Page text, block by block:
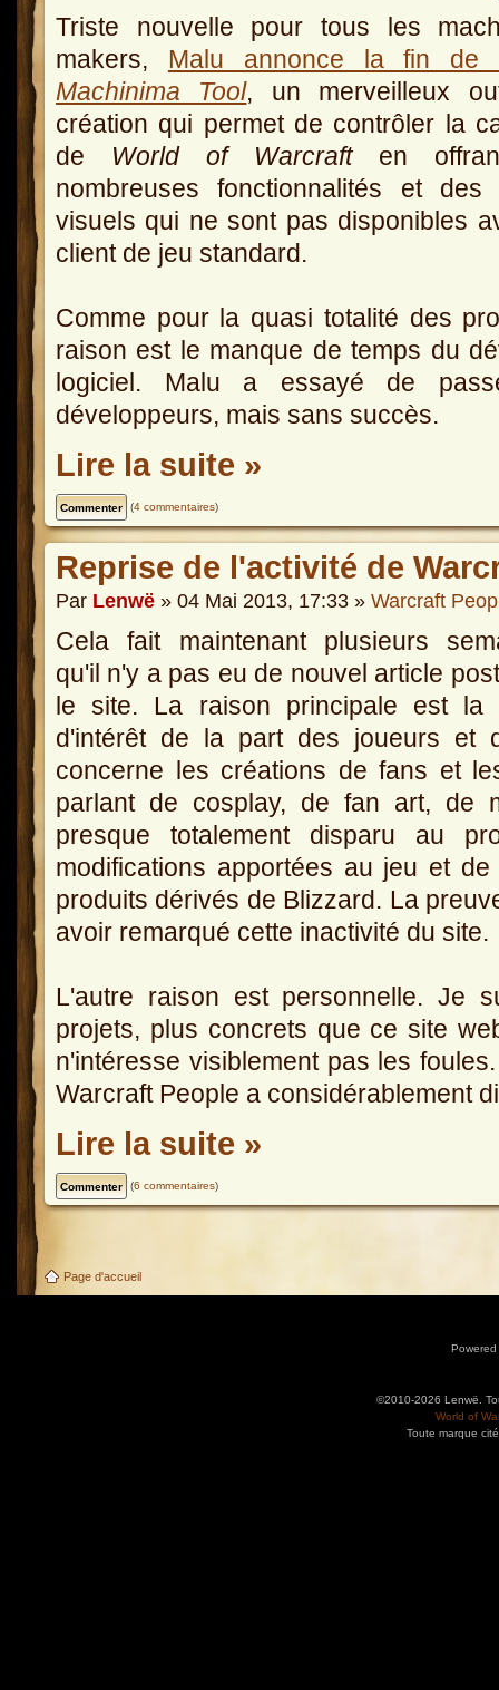
Triste nouvelle pour tous les
makers, Malu annonce la fin de
Machinima Tool, un merveilleux
création qui permet de contrôler la
de World of Warcraften
nombreuses fonctionnalités et des
visuels qui ne sont pas disponibles
client de jeu standard.
Comme pour la quasi totalité des
raison est le manque de temps du
logiciel. Malu a essayé de
développeurs, mais sans succès.
Lire la suite »
(4 commentaires)
Reprise de l'activité de
Par Lenwë » 04 Mai 2013, 17:33 » Warcraft
Cela fait maintenant plusieurs
qu'il n'y a pas eu de nouvel article
le site. La raison principale est la
d'intérêt de la part des joueurs et
concerne les créations de fans et
parlant de cosplay, de fan art, de
presque totalement disparu au
modifications apportées au jeu et
produits dérivés de Blizzard. La
avoir remarqué cette inactivité du site.
L'autre raison est personnelle. Je
projets, plus concrets que ce site
n'intéresse visiblement pas les
Warcraft People a considérablement
Lire la suite »
(6 commentaires)
Page d'accueil
©2010-2026 Lenwë.
World of
Toute marque